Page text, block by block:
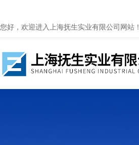
您好，欢迎进入上海抚生实业有限公司网站！